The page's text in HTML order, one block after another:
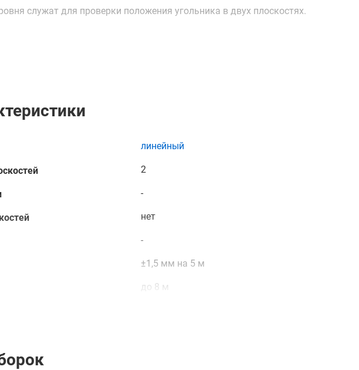
служат для проверки положения угольника в двух плоскостях.
изделия вы можете в нашем
помощью формы обратной связи или воспользовавшись чатом с онлайн-
линейный
2
-
нет
-
±1,5 мм на 5 м
до 8 м